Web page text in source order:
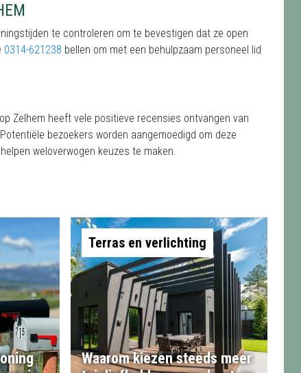
te controleren om te bevestigen dat ze open
0314-621238 bellen om met een behulpzaam personeel lid
Zelhem heeft vele positieve recensies ontvangen van
bezoekers worden aangemoedigd om deze
weloverwogen keuzes te maken.
Terras en verlichting
Waarom kiezen steeds meer